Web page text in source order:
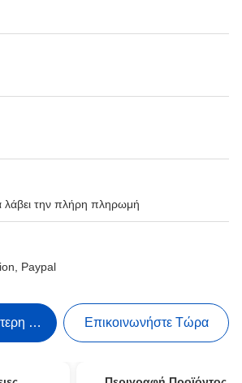
λάβει την πλήρη πληρωμή
Paypal
Τιμή Επικοινωνήστε Τώρα